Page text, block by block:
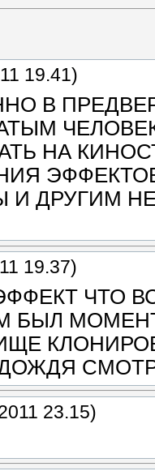
19.41)
В
НА
И ДРУГИМ
19.37)
ЧТО
МОМЕНТ
23.15)